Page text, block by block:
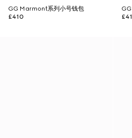
GG Marmont系列小号钱包
£410